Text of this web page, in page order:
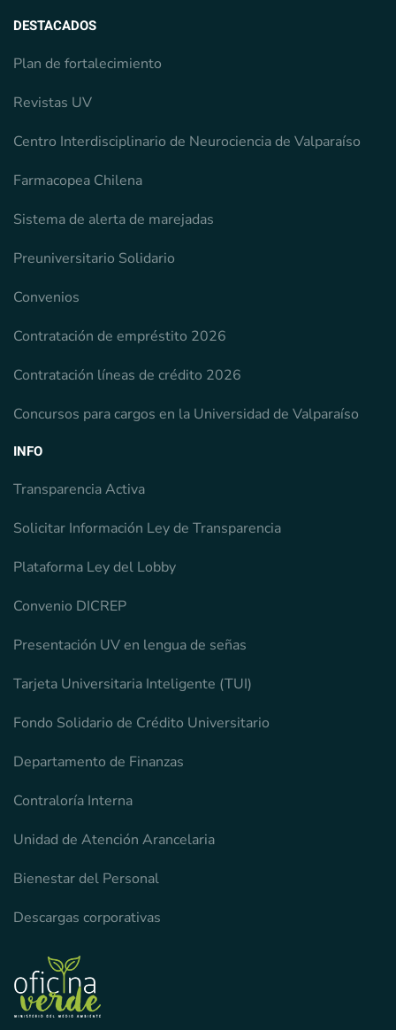
DESTACADOS
Plan de fortalecimiento
Revistas UV
Centro Interdisciplinario de Neurociencia de Valparaíso
Farmacopea Chilena
Sistema de alerta de marejadas
Preuniversitario Solidario
Convenios
Contratación de empréstito 2026
Contratación líneas de crédito 2026
Concursos para cargos en la Universidad de Valparaíso
INFO
Transparencia Activa
Solicitar Información Ley de Transparencia
Plataforma Ley del Lobby
Convenio DICREP
Presentación UV en lengua de señas
Tarjeta Universitaria Inteligente (TUI)
Fondo Solidario de Crédito Universitario
Departamento de Finanzas
Contraloría Interna
Unidad de Atención Arancelaria
Bienestar del Personal
Descargas corporativas